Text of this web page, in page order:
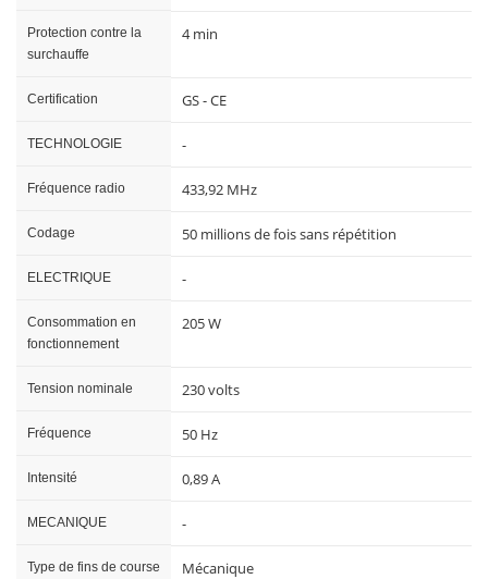
Protection contre la
surchauffe
4 min
Certification GS - CE
TECHNOLOGIE -
Fréquence radio 433,92 MHz
Codage 50 millions de fois sans répétition
ELECTRIQUE -
Consommation en
fonctionnement
205 W
Tension nominale 230 volts
Fréquence 50 Hz
Intensité 0,89 A
MECANIQUE -
Type de fins de course Mécanique